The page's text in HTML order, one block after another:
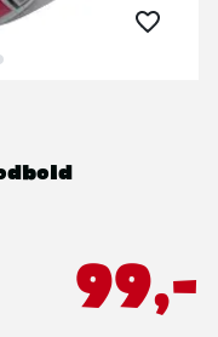
99,-